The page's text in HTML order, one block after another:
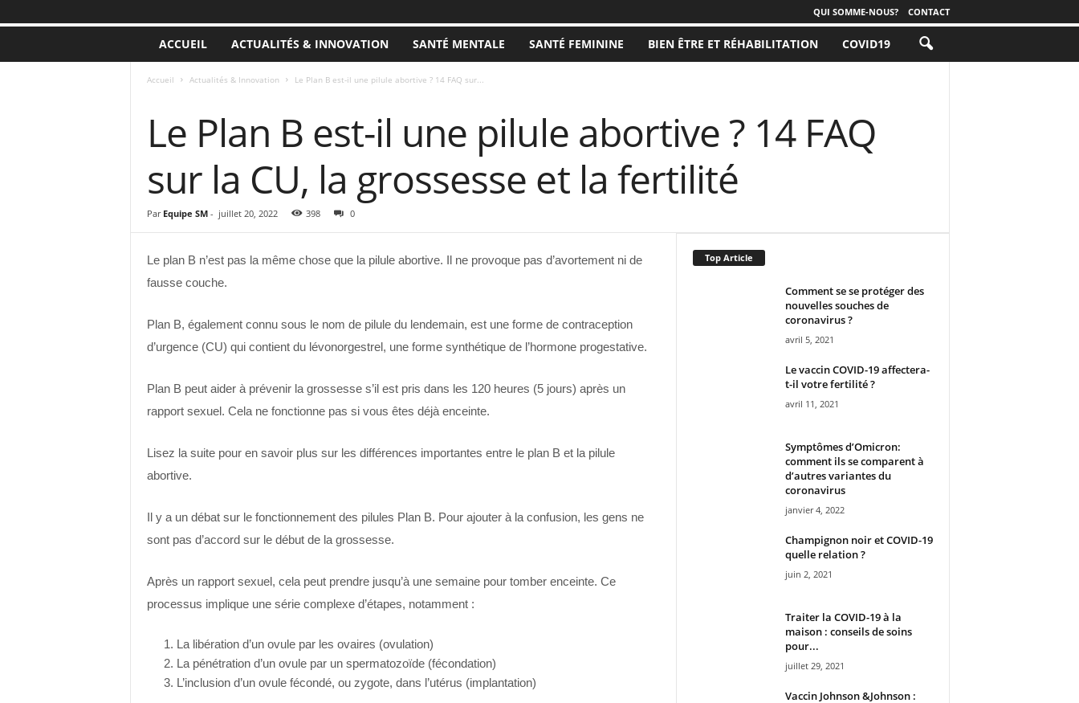
QUI SOMME-NOUS? CONTACT
ACCUEIL ACTUALITÉS & INNOVATION SANTÉ MENTALE SANTÉ FEMININE BIEN ÊTRE ET RÉHABILITATION COVID19
Accueil Actualités & Innovation Le Plan B est-il une pilule abortive ? 14 FAQ sur...
Le Plan B est-il une pilule abortive ? 14 FAQ
sur la CU, la grossesse et la fertilité
Par Equipe SM- juillet 20, 2022 398 0
Le plan B n’est pas la même chose que la pilule abortive. Il ne provoque pas d’avortement ni de
fausse couche.
Plan B, également connu sous le nom de pilule du lendemain, est une forme de contraception
d’urgence (CU) qui contient du lévonorgestrel, une forme synthétique de l’hormone progestative.
Plan B peut aider à prévenir la grossesse s’il est pris dans les 120 heures (5 jours) après un
rapport sexuel. Cela ne fonctionne pas si vous êtes déjà enceinte.
Lisez la suite pour en savoir plus sur les différences importantes entre le plan B et la pilule
abortive.
Il y a un débat sur le fonctionnement des pilules Plan B. Pour ajouter à la confusion, les gens ne
sont pas d’accord sur le début de la grossesse.
Après un rapport sexuel, cela peut prendre jusqu’à une semaine pour tomber enceinte. Ce
processus implique une série complexe d’étapes, notamment :
La libération d’un ovule par les ovaires (ovulation)
La pénétration d’un ovule par un spermatozoïde (fécondation)
L’inclusion d’un ovule fécondé, ou zygote, dans l’utérus (implantation)
Top Article
Comment se se protéger des
nouvelles souches de
coronavirus ?
avril 5, 2021
Le vaccin COVID-19 affectera-
t-il votre fertilité ?
avril 11, 2021
Symptômes d’Omicron:
comment ils se comparent à
d’autres variantes du
coronavirus
janvier 4, 2022
Champignon noir et COVID-19
quelle relation ?
juin 2, 2021
Traiter la COVID-19 à la
maison : conseils de soins
pour...
juillet 29, 2021
Vaccin Johnson &Johnson :